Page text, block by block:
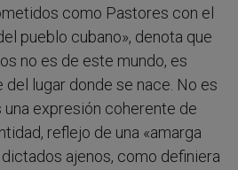
como Pastores con el
pueblo cubano», denota que
no es de este mundo, es
lugar donde se nace. No es
expresión coherente de
reflejo de una «amarga
ajenos, como definiera